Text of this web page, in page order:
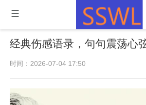
经典伤感语录，句句震荡心
时间：2026-07-04 17:50